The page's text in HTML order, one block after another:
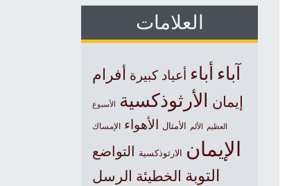
العلامات
آباء أباء أعياد كبيرة أفرام
إيمان الأرثوذكسية الأسبوع
العظيم الألم الأمثال الأهواء الإمساك
الإيمان الارثوذكسية التواضع
التوبة الخطيئة الرسل